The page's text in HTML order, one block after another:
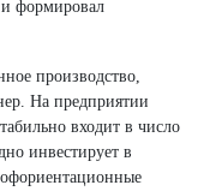
формировал
производство,
На предприятии
входит в число
инвестирует в